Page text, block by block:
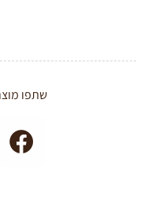
שתפו